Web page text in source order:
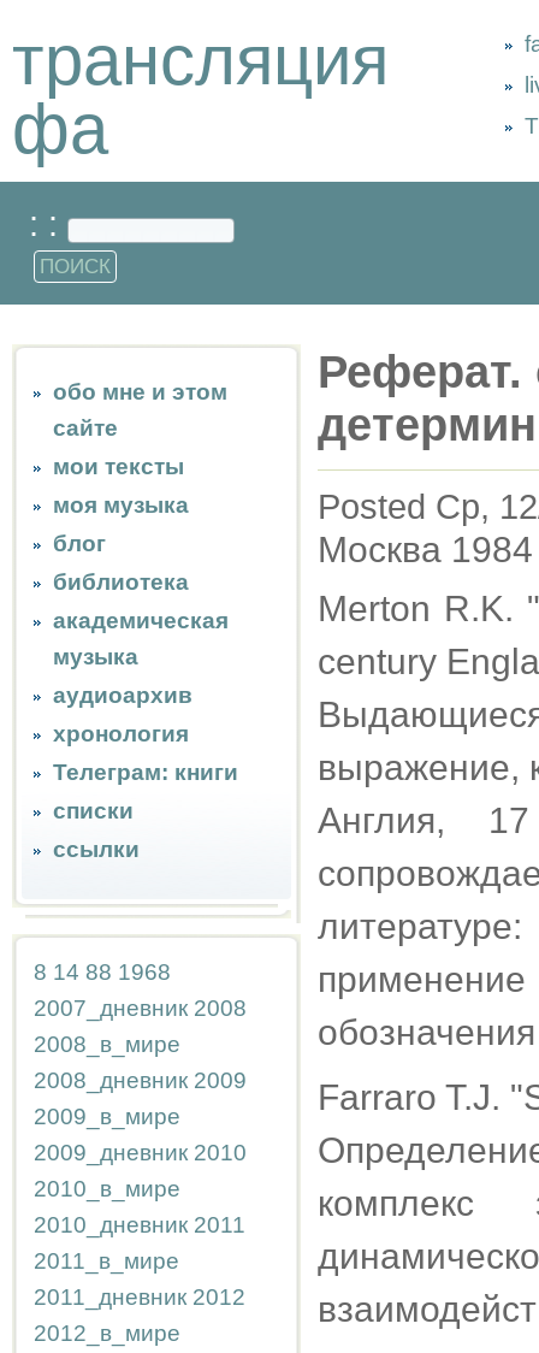
трансляция
фа
: :
обо мне и этом
сайте
мои тексты
моя музыка
блог
библиотека
академическая
музыка
аудиоархив
хронология
Телеграм: книги
списки
ссылки
8 14 88 1968
2007_дневник 2008
2008_в_мире
2008_дневник 2009
2009_в_мире
2009_дневник 2010
2010_в_мире
2010_дневник 2011
2011_в_мире
2011_дневник 2012
2012_в_мире
Реферат.
Posted Ср,
Москва 1984
Merton R.K.
century
Выдающиеся
выражение,
Англия,
Farraro T.J.
комплекс